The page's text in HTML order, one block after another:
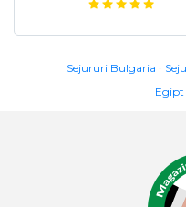
Sejururi Bulgaria
Egipt